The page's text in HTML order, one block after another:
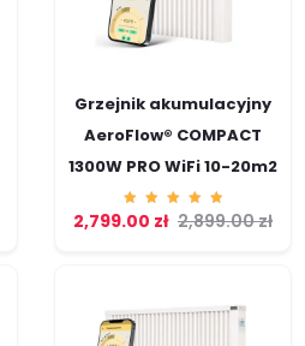
Grzejnik akumulacyjny
AeroFlow® COMPACT
1300W PRO WiFi 10-20m2
Ocenion
o2,899.00zł
2,799.00 zł